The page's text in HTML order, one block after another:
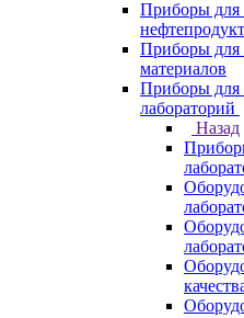
Приборы для
Приборы для
материалов
Приборы
лабораторий
Назад